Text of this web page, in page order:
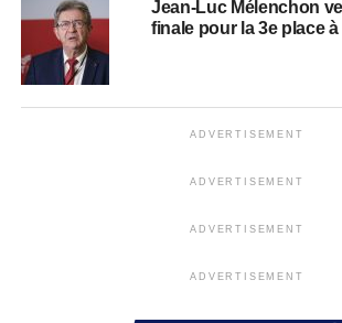
Jean-Luc Mélenchon
finale pour la 3e place
ADVERTISEMENT
ADVERTISEMENT
ADVERTISEMENT
ADVERTISEMENT